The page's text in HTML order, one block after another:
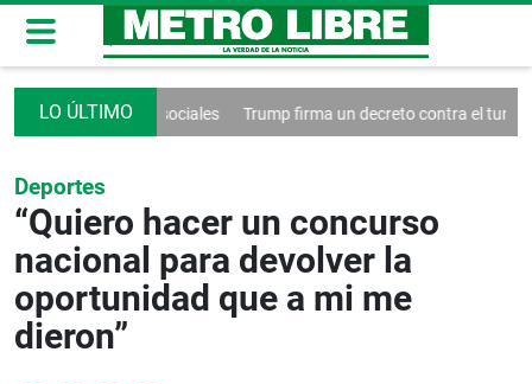
de las redes sociales Trump firma un decreto contra el turismo
Deportes
“Quiero hacer un concurso
nacional para devolver la
oportunidad que a mi me
dieron”